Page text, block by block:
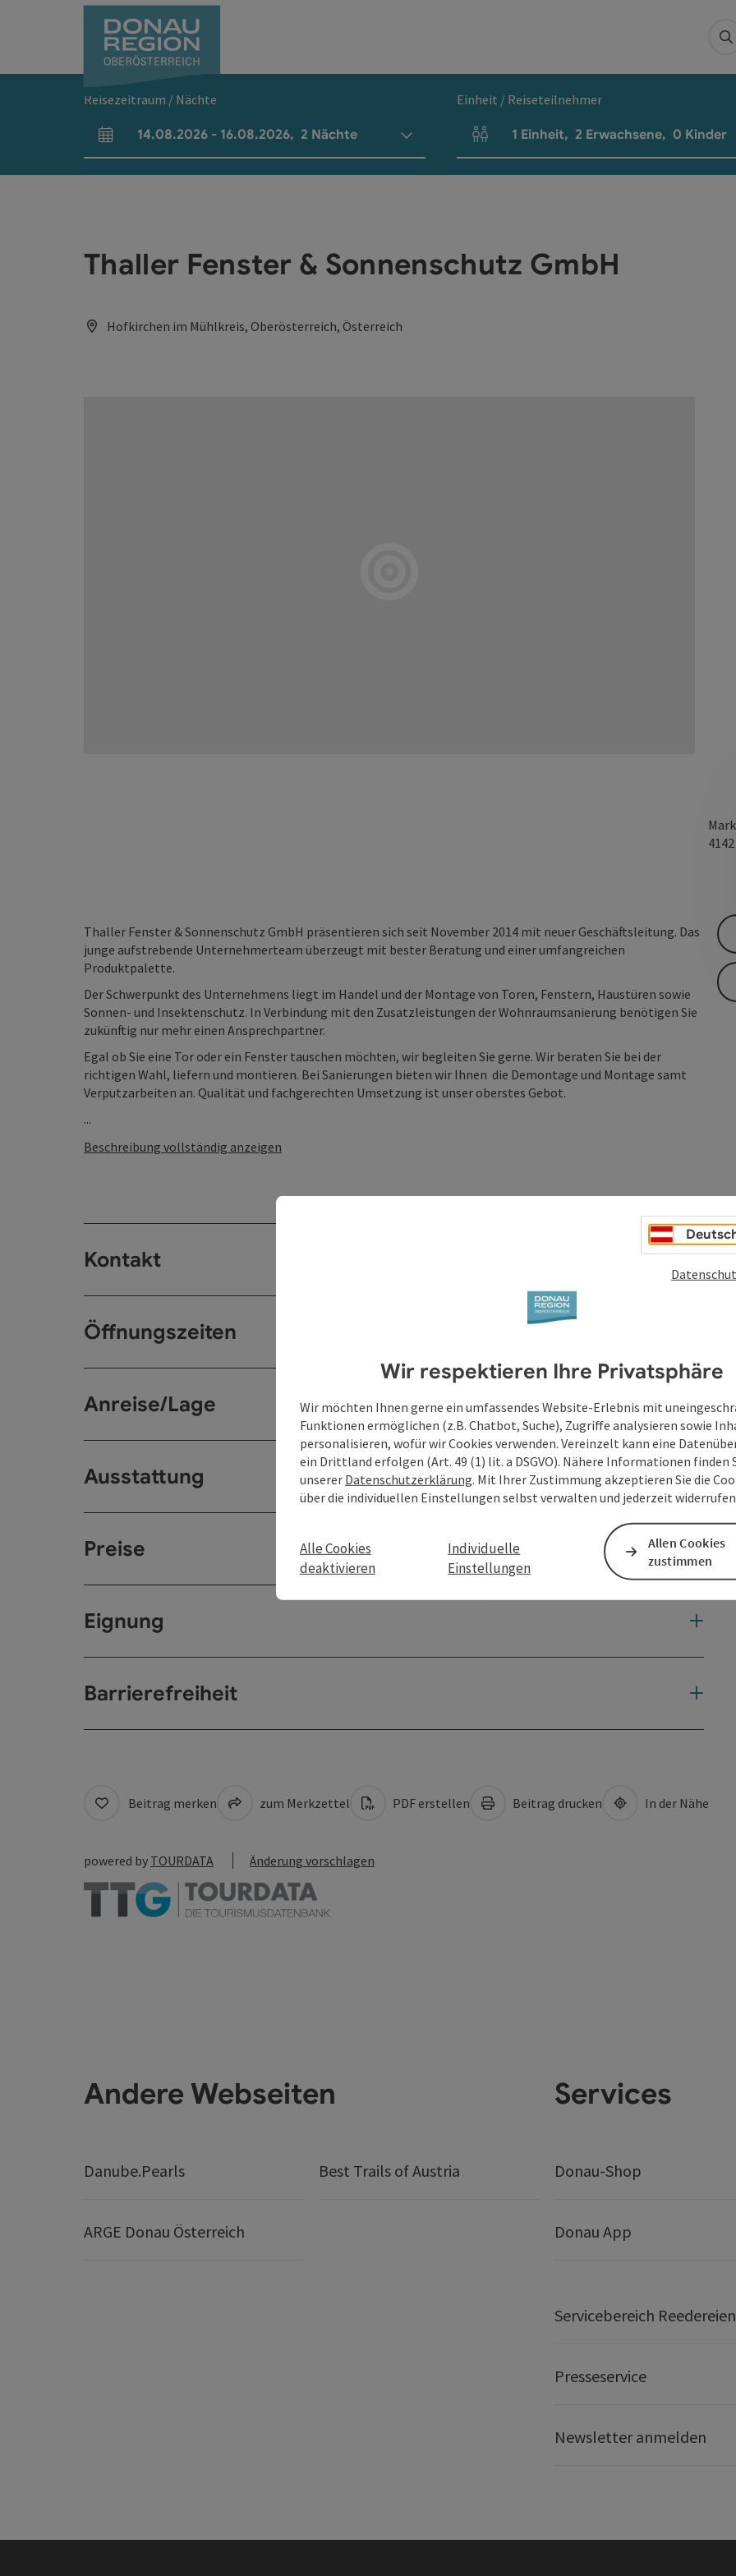
Reisezeitraum / Nächte
An- und Abreisefelder
14.08.2026 - 16.08.2026, 2 Nächte
Einheit / Reiseteilnehmer
Einheitenanzahl und Personenfelder
1 Einheit, 2 Erwachsene, 0 Kinder
Thaller Fenster & Sonnenschutz GmbH
Hofkirchen im Mühlkreis, Oberösterreich, Österreich
4142
Thaller Fenster & Sonnenschutz GmbH präsentieren sich seit November 2014 mit neuer Geschäftsleitung. Das
junge aufstrebende Unternehmerteam überzeugt mit bester Beratung und einer umfangreichen
Produktpalette.
Der Schwerpunkt des Unternehmens liegt im Handel und der Montage von Toren, Fenstern, Haustüren sowie
Sonnen- und Insektenschutz. In Verbindung mit den Zusatzleistungen der Wohnraumsanierung benötigen Sie
zukünftig nur mehr einen Ansprechpartner.
Egal ob Sie eine Tor oder ein Fenster tauschen möchten, wir begleiten Sie gerne. Wir beraten Sie bei der
richtigen Wahl, liefern und montieren. Bei Sanierungen bieten wir Ihnen die Demontage und Montage samt
Verputzarbeiten an. Qualität und fachgerechten Umsetzung ist unser oberstes Gebot.
...
Beschreibung vollständig anzeigen
Kontakt
Öffnungszeiten
Anreise/Lage
Ausstattung
Preise
Eignung
Barrierefreiheit
Beitrag merken zum Merkzettel PDF erstellen Beitrag drucken In der Nähe
powered by TOURDATA Änderung vorschlagen
Andere Webseiten
Danube.Pearls Best Trails of Austria
ARGE Donau Österreich
Services
Donau-Shop
Donau App
Servicebereich Reedereien
Presseservice
Newsletter anmelden
Wir respektieren Ihre Privatsphäre
Wir möchten Ihnen gerne ein umfassendes Website-Erlebnis mit
Funktionen ermöglichen (z.B. Chatbot, Suche), Zugriffe analysieren sowie
personalisieren, wofür wir Cookies verwenden. Vereinzelt kann eine
ein Drittland erfolgen (Art. 49 (1) lit. a DSGVO). Nähere Informationen finden
unserer Datenschutzerklärung. Mit Ihrer Zustimmung akzeptieren Sie die
über die individuellen Einstellungen selbst verwalten und jederzeit
Alle Cookies
deaktivieren
Individuelle
Einstellungen
Allen Cookies
zustimmen